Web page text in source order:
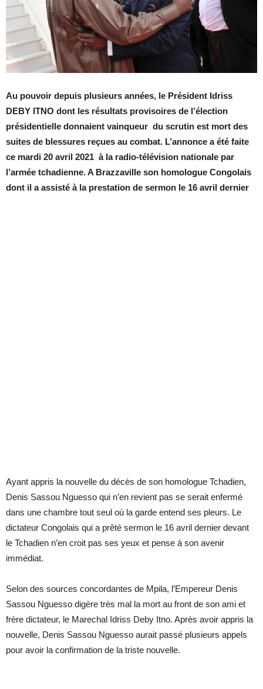
Au pouvoir depuis plusieurs années, le Président Idriss
DEBY ITNO dont les résultats provisoires de l’élection
présidentielle donnaient vainqueur du scrutin est mort des
suites de blessures reçues au combat. L’annonce a été faite
ce mardi 20 avril 2021 à la radio-télévision nationale par
l’armée tchadienne. A Brazzaville son homologue Congolais
dont il a assisté à la prestation de sermon le 16 avril dernier
Ayant appris la nouvelle du décès de son homologue Tchadien,
Denis Sassou Nguesso qui n’en revient pas se serait enfermé
dans une chambre tout seul où la garde entend ses pleurs. Le
dictateur Congolais qui a prêté sermon le 16 avril dernier devant
le Tchadien n’en croit pas ses yeux et pense à son avenir
immédiat.
Selon des sources concordantes de Mpila, l’Empereur Denis
Sassou Nguesso digère très mal la mort au front de son ami et
frère dictateur, le Marechal Idriss Deby Itno. Après avoir appris la
nouvelle, Denis Sassou Nguesso aurait passé plusieurs appels
pour avoir la confirmation de la triste nouvelle.